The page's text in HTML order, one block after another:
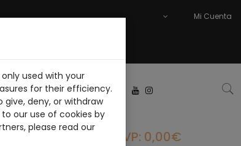
Mi Cuenta
NOSOTROS
PVP: 0,00€
used with your
for their efficiency.
deny, or withdraw
our use of cookies by
please read our